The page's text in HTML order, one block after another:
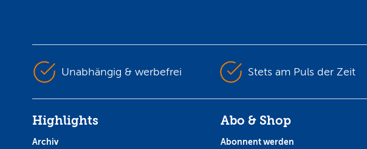
Unabhängig & werbefrei Stets am Puls der Zeit
Highlights
Archiv
Abo & Shop
Abonnent werden